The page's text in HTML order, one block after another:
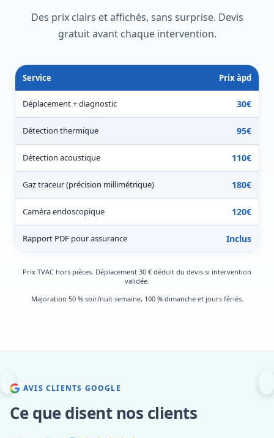
Des prix clairs et affichés, sans surprise. Devis
gratuit avant chaque intervention.
Service Prix àpd
Déplacement + diagnostic 30€
Détection thermique 95€
Détection acoustique 110€
Gaz traceur (précision millimétrique) 180€
Caméra endoscopique 120€
Rapport PDF pour assurance Inclus
Prix TVAC hors pièces. Déplacement 30 € déduit du devis si intervention
validée.
Majoration 50 % soir/nuit semaine, 100 % dimanche et jours fériés.
AVIS CLIENTS GOOGLE
Ce que disent nos clients